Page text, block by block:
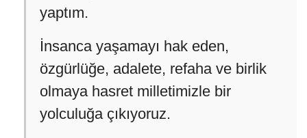
yaptım.
İnsanca yaşamayı hak eden,
özgürlüğe, adalete, refaha ve birlik
olmaya hasret milletimizle bir
yolculuğa çıkıyoruz.